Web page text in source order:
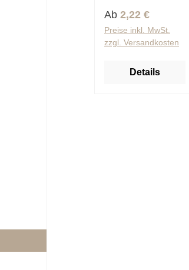
Regulärer Preis:
Ab 2,22 €
Preise inkl. MwSt.
zzgl. Versandkosten
Details